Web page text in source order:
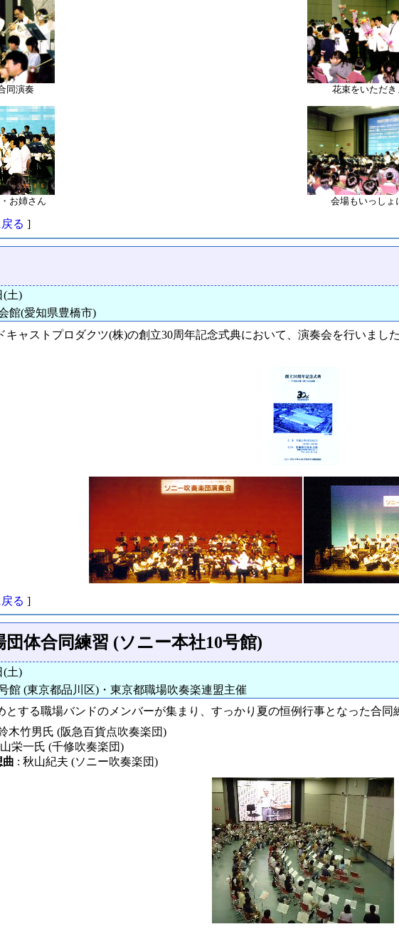
同演奏 花束をいただき
お姉さん 会場もいっしょ
る ]
(土)
館(愛知県豊橋市)
ャストプロダクツ(株)の創立30周年記念式典において、演奏会を行いまし
る ]
団体合同練習 (ソニー本社10号館)
(土)
館 (東京都品川区)・東京都職場吹奏楽連盟主催
する職場バンドのメンバーが集まり、すっかり夏の恒例行事となった合同
木竹男氏 (阪急百貨点吹奏楽団)
栄一氏 (千修吹奏楽団)
曲 : 秋山紀夫 (ソニー吹奏楽団)